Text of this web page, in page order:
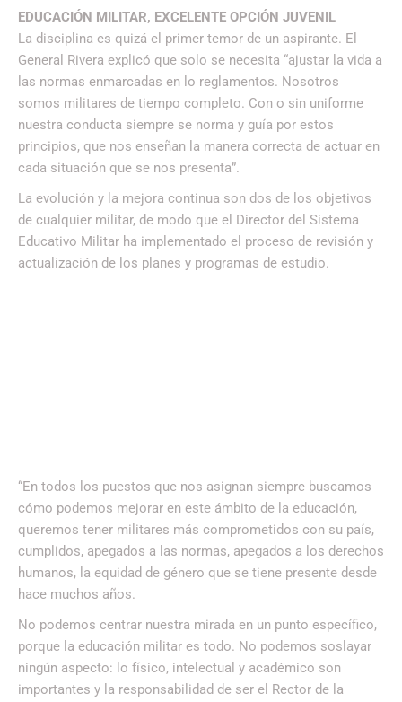
EDUCACIÓN MILITAR, EXCELENTE OPCIÓN JUVENIL
La disciplina es quizá el primer temor de un aspirante. El
General Rivera explicó que solo se necesita “ajustar la vida a
las normas enmarcadas en lo reglamentos. Nosotros
somos militares de tiempo completo. Con o sin uniforme
nuestra conducta siempre se norma y guía por estos
principios, que nos enseñan la manera correcta de actuar en
cada situación que se nos presenta”.
La evolución y la mejora continua son dos de los objetivos
de cualquier militar, de modo que el Director del Sistema
Educativo Militar ha implementado el proceso de revisión y
actualización de los planes y programas de estudio.
“En todos los puestos que nos asignan siempre buscamos
cómo podemos mejorar en este ámbito de la educación,
queremos tener militares más comprometidos con su país,
cumplidos, apegados a las normas, apegados a los derechos
humanos, la equidad de género que se tiene presente desde
hace muchos años.
No podemos centrar nuestra mirada en un punto específico,
porque la educación militar es todo. No podemos soslayar
ningún aspecto: lo físico, intelectual y académico son
importantes y la responsabilidad de ser el Rector de la